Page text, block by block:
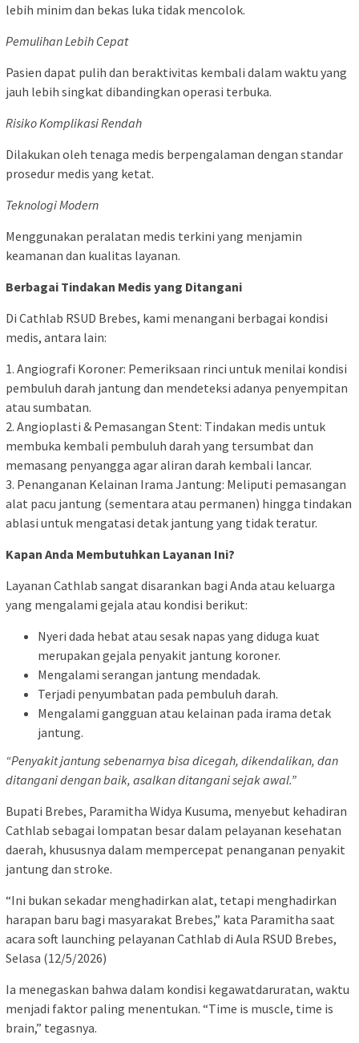
lebih minim dan bekas luka tidak mencolok.
Pemulihan Lebih Cepat
Pasien dapat pulih dan beraktivitas kembali dalam waktu yang
jauh lebih singkat dibandingkan operasi terbuka.
Risiko Komplikasi Rendah
Dilakukan oleh tenaga medis berpengalaman dengan standar
prosedur medis yang ketat.
Teknologi Modern
Menggunakan peralatan medis terkini yang menjamin
keamanan dan kualitas layanan.
Berbagai Tindakan Medis yang Ditangani
Di Cathlab RSUD Brebes, kami menangani berbagai kondisi
medis, antara lain:
1. Angiografi Koroner: Pemeriksaan rinci untuk menilai kondisi
pembuluh darah jantung dan mendeteksi adanya penyempitan
atau sumbatan.
2. Angioplasti & Pemasangan Stent: Tindakan medis untuk
membuka kembali pembuluh darah yang tersumbat dan
memasang penyangga agar aliran darah kembali lancar.
3. Penanganan Kelainan Irama Jantung: Meliputi pemasangan
alat pacu jantung (sementara atau permanen) hingga tindakan
ablasi untuk mengatasi detak jantung yang tidak teratur.
Kapan Anda Membutuhkan Layanan Ini?
Layanan Cathlab sangat disarankan bagi Anda atau keluarga
yang mengalami gejala atau kondisi berikut:
Nyeri dada hebat atau sesak napas yang diduga kuat
merupakan gejala penyakit jantung koroner.
Mengalami serangan jantung mendadak.
Terjadi penyumbatan pada pembuluh darah.
Mengalami gangguan atau kelainan pada irama detak
jantung.
“Penyakit jantung sebenarnya bisa dicegah, dikendalikan, dan
ditangani dengan baik, asalkan ditangani sejak awal.”
Bupati Brebes, Paramitha Widya Kusuma, menyebut kehadiran
Cathlab sebagai lompatan besar dalam pelayanan kesehatan
daerah, khususnya dalam mempercepat penanganan penyakit
jantung dan stroke.
“Ini bukan sekadar menghadirkan alat, tetapi menghadirkan
harapan baru bagi masyarakat Brebes,” kata Paramitha saat
acara soft launching pelayanan Cathlab di Aula RSUD Brebes,
Selasa (12/5/2026)
Ia menegaskan bahwa dalam kondisi kegawatdaruratan, waktu
menjadi faktor paling menentukan. “Time is muscle, time is
brain,” tegasnya.